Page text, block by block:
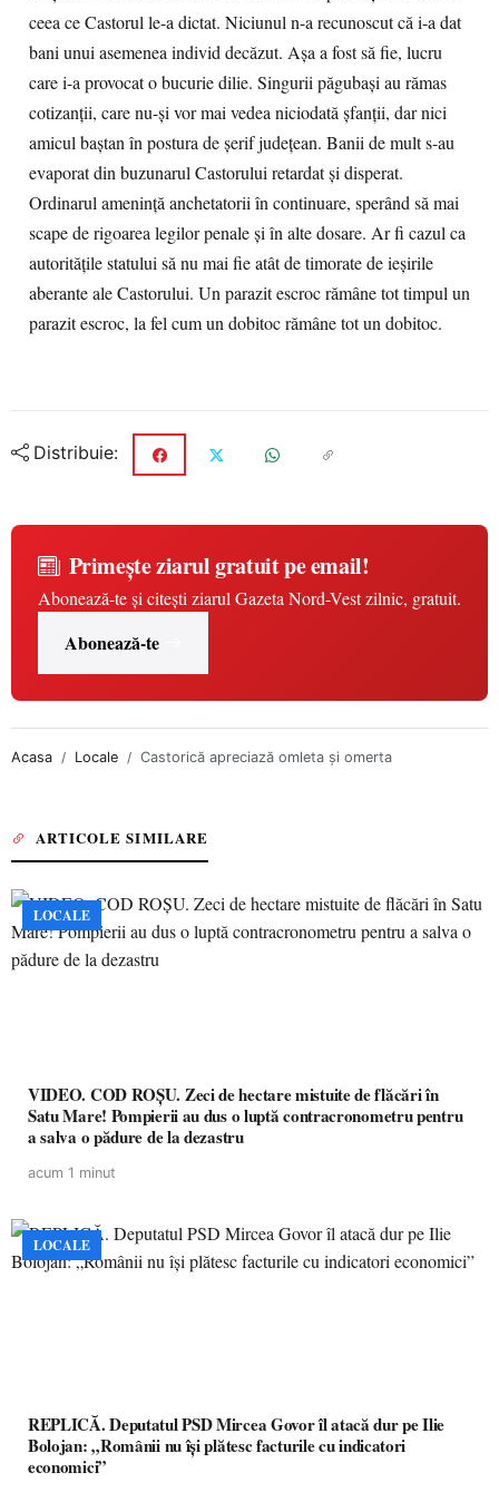
ceea ce Castorul le-a dictat. Niciunul n-a recunoscut că i-a dat
bani unui asemenea individ decăzut. Aşa a fost să fie, lucru
care i-a provocat o bucurie dilie. Singurii păgubaşi au rămas
cotizanţii, care nu-şi vor mai vedea niciodată şfanţii, dar nici
amicul baştan în postura de şerif judeţean. Banii de mult s-au
evaporat din buzunarul Castorului retardat şi disperat.
Ordinarul ameninţă anchetatorii în continuare, sperând să mai
scape de rigoarea legilor penale şi în alte dosare. Ar fi cazul ca
autorităţile statului să nu mai fie atât de timorate de ieşirile
aberante ale Castorului. Un parazit escroc rămâne tot timpul un
parazit escroc, la fel cum un dobitoc rămâne tot un dobitoc.
Distribuie:
Primește ziarul gratuit pe email!
Abonează-te și citești ziarul Gazeta Nord-Vest zilnic, gratuit.
Abonează-te
Acasa Locale Castorică apreciază omleta şi omerta
ARTICOLE SIMILARE
LOCALE
VIDEO. COD ROȘU. Zeci de hectare mistuite de flăcări în
Satu Mare! Pompierii au dus o luptă contracronometru pentru
a salva o pădure de la dezastru
acum 1 minut
LOCALE
REPLICĂ. Deputatul PSD Mircea Govor îl atacă dur pe Ilie
Bolojan: „Românii nu își plătesc facturile cu indicatori
economici”